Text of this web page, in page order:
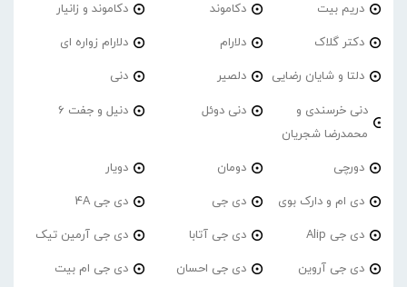
دریم بیت دکاموند دکاموند و زانیار
دکتر گلاک دلارام دلارام زواره ای
دلتا و شایان رضایی دلصیر دنی
دنی خرسندی و
محمدرضا شجریان
دنی دوئل دنیل و جفت 6
دورچی دومان دویار
دی ام و دارک بوی دی جی دی جی 4A
دی جی Alip دی جی آتابا دی جی آرمین تیک
دی جی آروین دی جی احسان دی جی ام بیت